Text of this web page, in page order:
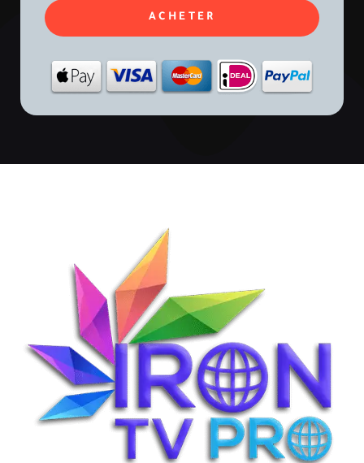
ACHETER